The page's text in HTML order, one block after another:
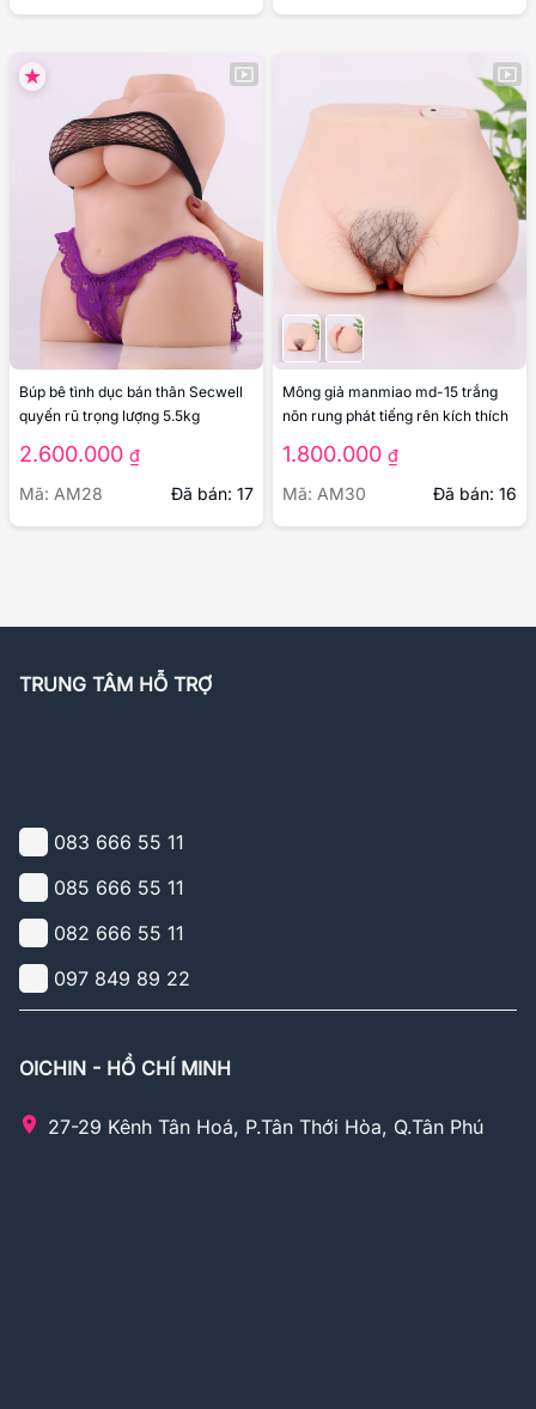
Búp bê tình dục bán thân Secwell
quyến rũ trọng lượng 5.5kg
2.600.000 ₫
Mã: AM28
Đã bán: 17
Mông giả manmiao md-15 trắng
nõn rung phát tiếng rên kích thích
1.800.000 ₫
Mã: AM30
Đã bán: 16
TRUNG TÂM HỖ TRỢ
083 666 55 11
085 666 55 11
082 666 55 11
097 849 89 22
OICHIN - HỒ CHÍ MINH
27-29 Kênh Tân Hoá, P.Tân Thới Hòa, Q.Tân Phú